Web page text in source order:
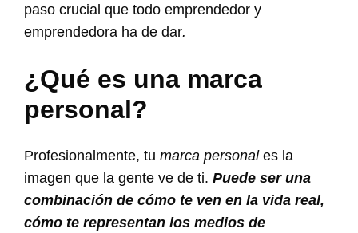
paso crucial que todo emprendedor y
emprendedora ha de dar.
¿Qué es una marca
personal?
Profesionalmente, tu marca personales la
imagen que la gente ve de ti. Puede ser una
combinación de cómo te ven en la vida real,
cómo te representan los medios de